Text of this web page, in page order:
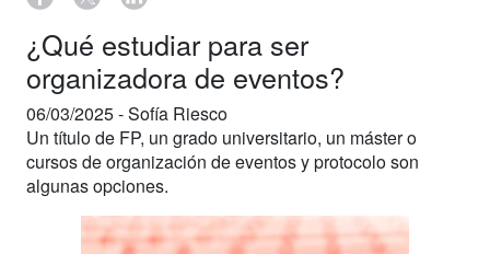
¿Qué estudiar para ser
organizadora de eventos?
06/03/2025 -Sofía Riesco
Un título de FP, un grado universitario, un máster o
cursos de organización de eventos y protocolo son
algunas opciones.